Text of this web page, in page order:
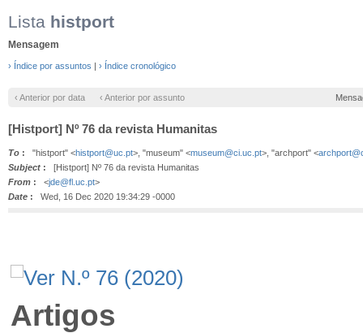
Lista histport
Mensagem
› Índice por assuntos | › Índice cronológico
‹ Anterior por data ‹ Anterior por assunto
[Histport] Nº 76 da revista Humanitas
To : "histport" <histport@uc.pt>, "museum" <museum@ci.uc.pt>, "archport" <
Subject : [Histport] Nº 76 da revista Humanitas
From : <jde@fl.uc.pt>
Date : Wed, 16 Dec 2020 19:34:29 -0000
Artigos